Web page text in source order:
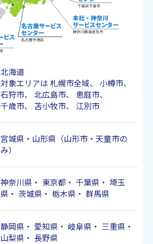
北海道
対象エリアは 札幌市全域、 小樽市、
石狩市、 北広島市、 恵庭市、
千歳市、 苫小牧市、 江別市
宮城県・山形県（山形市・天童市の
み）
神奈川県 ・ 東京都・ 千葉県 ・ 埼玉
県 ・ 茨城県 ・ 栃木県 ・ 群馬県
静岡県 ・ 愛知県 ・ 岐阜県 ・ 三重県 ・
山梨県 ・ 長野県